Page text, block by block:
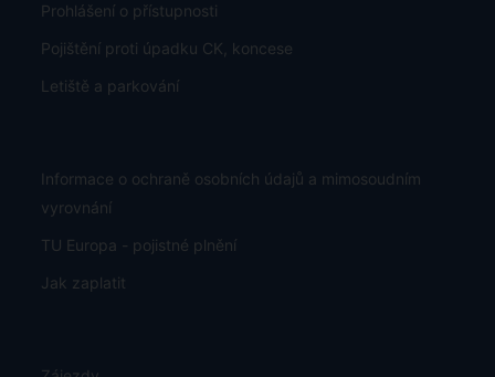
Prohlášení o přístupnosti
Pojištění proti úpadku CK, koncese
Letiště a parkování
Informace o ochraně osobních údajů a mimosoudním
vyrovnání
TU Europa - pojistné plnění
Jak zaplatit